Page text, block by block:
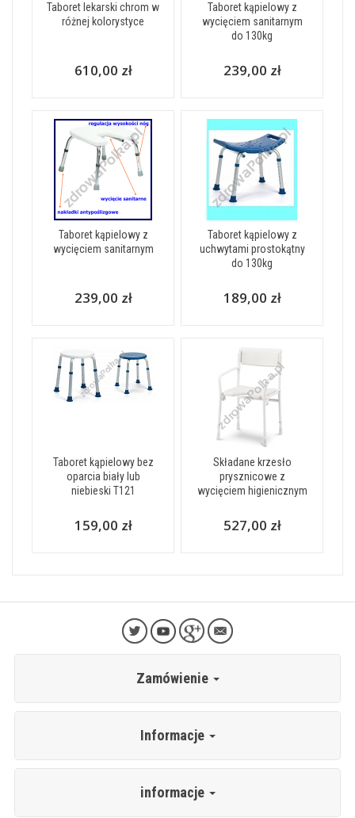
Taboret lekarski chrom w
różnej kolorystyce
610,00 zł
Taboret kąpielowy z
wycięciem sanitarnym
do 130kg
239,00 zł
Taboret kąpielowy z
wycięciem sanitarnym
239,00 zł
Taboret kąpielowy z
uchwytami prostokątny
do 130kg
189,00 zł
Taboret kąpielowy bez
oparcia biały lub
niebieski T121
159,00 zł
Składane krzesło
prysznicowe z
wycięciem higienicznym
527,00 zł
Zamówienie
Informacje
informacje